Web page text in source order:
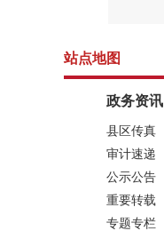
站点地图
政务资讯
县区传真
审计速递
公示公告
重要转载
专题专栏